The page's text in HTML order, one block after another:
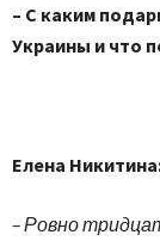
– С каким
Украины и что
Елена
– Ровно